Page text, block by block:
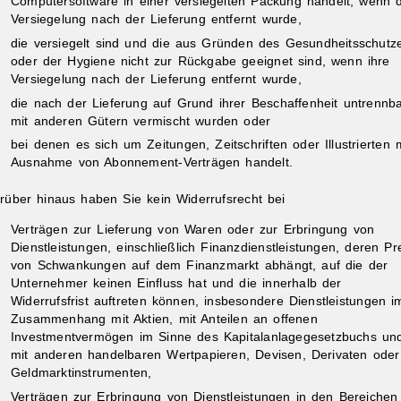
Versiegelung nach der Lieferung entfernt wurde,
die versiegelt sind und die aus Gründen des
oder der Hygiene nicht zur Rückgabe geeignet sind, wenn ihre
Versiegelung nach der Lieferung entfernt wurde,
die nach der Lieferung auf Grund ihrer Beschaffenheit
mit anderen Gütern vermischt wurden oder
bei denen es sich um Zeitungen, Zeitschriften oder Illustrierten
Ausnahme von Abonnement-Verträgen handelt.
hinaus haben Sie kein Widerrufsrecht bei
Verträgen zur Lieferung von Waren oder zur Erbringung von
Dienstleistungen, einschließlich Finanzdienstleistungen, deren
von Schwankungen auf dem Finanzmarkt abhängt, auf die der
Unternehmer keinen Einfluss hat und die innerhalb der
Widerrufsfrist auftreten können, insbesondere Dienstleistungen
Zusammenhang mit Aktien, mit Anteilen an offenen
Investmentvermögen im Sinne des Kapitalanlagegesetzbuchs
mit anderen handelbaren Wertpapieren, Devisen, Derivaten oder
Geldmarktinstrumenten,
Verträgen zur Erbringung von Dienstleistungen in den Bereichen